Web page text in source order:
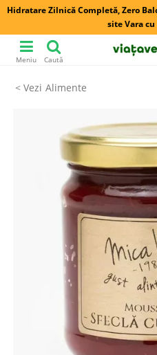
Hidratare Zilnică Completă, Zero
site Vara
Meniu Caută
Alimente